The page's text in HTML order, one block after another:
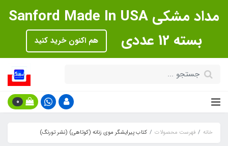
مداد مشکی Sanford Made In USA
بسته 12 عددی
هم اکنون خرید کنید
0
خانه فهرست محصولات کتاب پیرایشگر موی زنانه (کوتاهی) (نشر تورنگ)